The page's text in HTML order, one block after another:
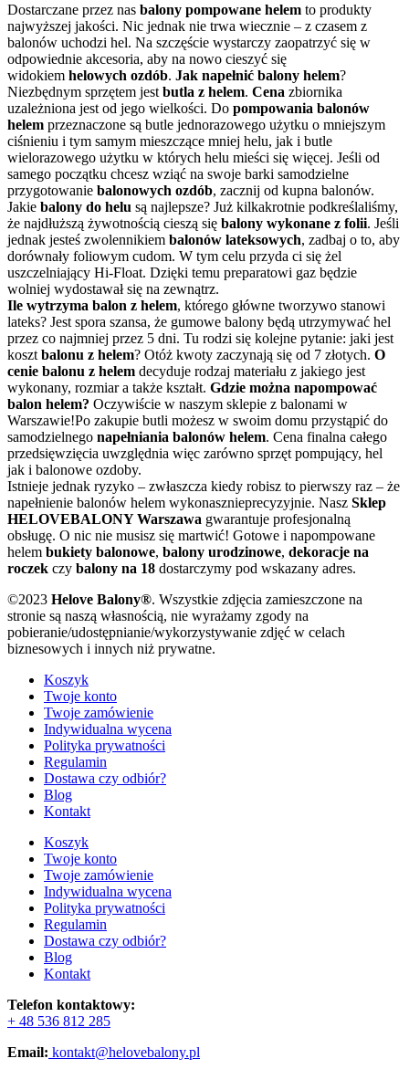
Dostarczane przez nas balony pompowane helem to produkty
najwyższej jakości. Nic jednak nie trwa wiecznie – z czasem z
balonów uchodzi hel. Na szczęście wystarczy zaopatrzyć się w
odpowiednie akcesoria, aby na nowo cieszyć się
widokiem helowych ozdób. Jak napełnić balony helem?
Niezbędnym sprzętem jest butla z helem. Cena zbiornika
uzależniona jest od jego wielkości. Do pompowania balonów
helem przeznaczone są butle jednorazowego użytku o mniejszym
ciśnieniu i tym samym mieszczące mniej helu, jak i butle
wielorazowego użytku w których helu mieści się więcej. Jeśli od
samego początku chcesz wziąć na swoje barki samodzielne
przygotowanie balonowych ozdób, zacznij od kupna balonów.
Jakie balony do helu są najlepsze? Już kilkakrotnie podkreślaliśmy,
że najdłuższą żywotnością cieszą się balony wykonane z folii. Jeśli
jednak jesteś zwolennikiem balonów lateksowych, zadbaj o to, aby
dorównały foliowym cudom. W tym celu przyda ci się żel
uszczelniający Hi-Float. Dzięki temu preparatowi gaz będzie
wolniej wydostawał się na zewnątrz.
Ile wytrzyma balon z helem, którego główne tworzywo stanowi
lateks? Jest spora szansa, że gumowe balony będą utrzymywać hel
przez co najmniej przez 5 dni. Tu rodzi się kolejne pytanie: jaki jest
koszt balonu z helem? Otóż kwoty zaczynają się od 7 złotych. O
cenie balonu z helem decyduje rodzaj materiału z jakiego jest
wykonany, rozmiar a także kształt. Gdzie można napompować
balon helem? Oczywiście w naszym sklepie z balonami w
Warszawie!Po zakupie butli możesz w swoim domu przystąpić do
samodzielnego napełniania balonów helem. Cena finalna całego
przedsięwzięcia uwzględnia więc zarówno sprzęt pompujący, hel
jak i balonowe ozdoby.
Istnieje jednak ryzyko – zwłaszcza kiedy robisz to pierwszy raz – że
napełnienie balonów helem wykonasznieprecyzyjnie. Nasz Sklep
HELOVEBALONY Warszawa gwarantuje profesjonalną
obsługę. O nic nie musisz się martwić! Gotowe i napompowane
helem bukiety balonowe, balony urodzinowe, dekoracje na
roczek czy balony na 18 dostarczymy pod wskazany adres.
©2023 Helove Balony®. Wszystkie zdjęcia zamieszczone na
stronie są naszą własnością, nie wyrażamy zgody na
pobieranie/udostępnianie/wykorzystywanie zdjęć w celach
biznesowych i innych niż prywatne.
Koszyk
Twoje konto
Twoje zamówienie
Indywidualna wycena
Polityka prywatności
Regulamin
Dostawa czy odbiór?
Blog
Kontakt
Koszyk
Twoje konto
Twoje zamówienie
Indywidualna wycena
Polityka prywatności
Regulamin
Dostawa czy odbiór?
Blog
Kontakt
Telefon kontaktowy:
+ 48 536 812 285
Email: kontakt@helovebalony.pl